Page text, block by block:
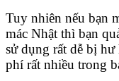
Tuy nhiên nếu bạn
mác Nhật thì bạn
sử dụng rất dễ bị
phí rất nhiều trong